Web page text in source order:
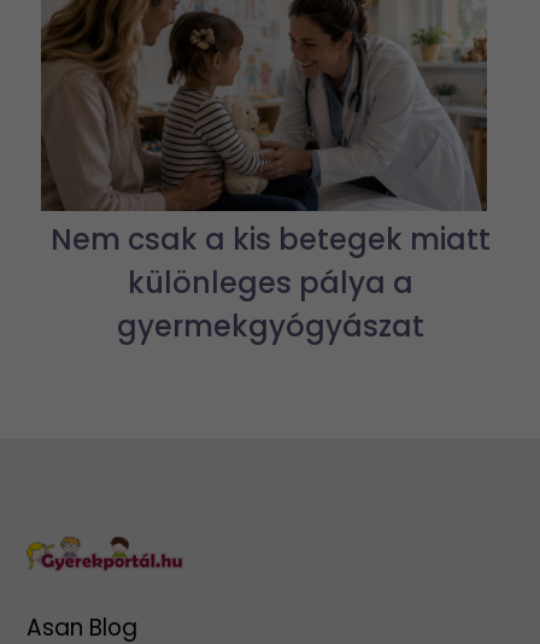
Nem csak a kis betegek miatt
különleges pálya a
gyermekgyógyászat
Asan Blog